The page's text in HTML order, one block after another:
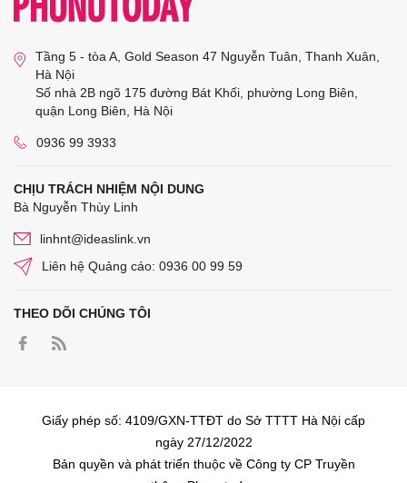
Tầng 5 - tòa A, Gold Season 47 Nguyễn Tuân, Thanh Xuân,
Hà Nội
Số nhà 2B ngõ 175 đường Bát Khối, phường Long Biên,
quận Long Biên, Hà Nội
0936 99 3933
CHỊU TRÁCH NHIỆM NỘI DUNG
Bà Nguyễn Thùy Linh
linhnt@ideaslink.vn
Liên hệ Quảng cáo: 0936 00 99 59
THEO DÕI CHÚNG TÔI
Giấy phép số: 4109/GXN-TTĐT do Sở TTTT Hà Nội cấp
ngày 27/12/2022
Bản quyền và phát triển thuộc về Công ty CP Truyền